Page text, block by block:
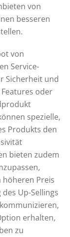
von
besseren
von
Service-
Sicherheit und
oder
spezielle,
Produkts den
bieten zudem
Preis
Up-Sellings
erhalten,
zu